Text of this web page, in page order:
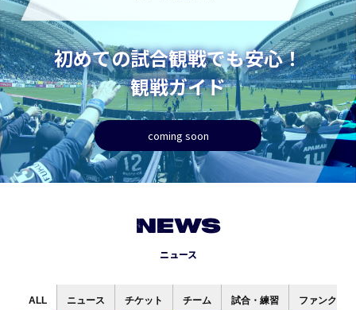
初めての試合観戦でも安心！
観戦ガイド
coming soon
NEWS
ニュース
ALL ニュース チケット チーム 試合・練習 ファンクラブ